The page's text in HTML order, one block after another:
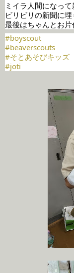
ミイラ人間になっ
ビリビリの新聞に
最後はちゃんとお
#boyscout
#beaverscouts
#そとあそびキッズ
#joti